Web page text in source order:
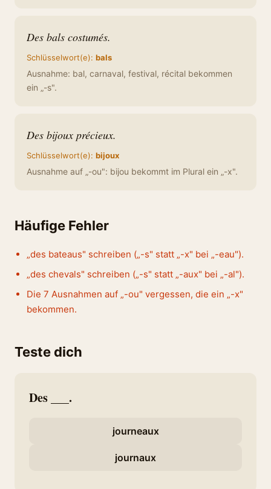
Des bals costumés.
Schlüsselwort(e): bals
Ausnahme: bal, carnaval, festival, récital bekommen
ein „-s".
Des bijoux précieux.
Schlüsselwort(e): bijoux
Ausnahme auf „-ou": bijou bekommt im Plural ein „-x".
Häufige Fehler
„des bateaus" schreiben („-s" statt „-x" bei „-eau").
„des chevals" schreiben („-s" statt „-aux" bei „-al").
Die 7 Ausnahmen auf „-ou" vergessen, die ein „-x"
bekommen.
Teste dich
Des ___.
journeaux
journaux